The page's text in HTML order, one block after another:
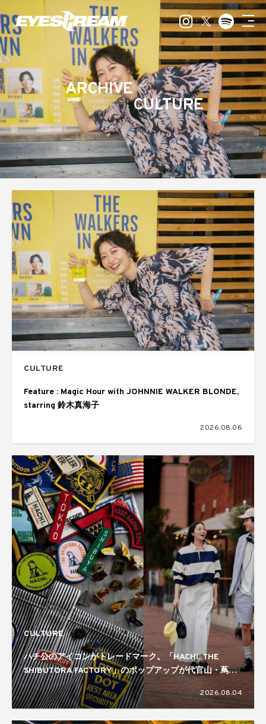
ARCHIVE
CULTURE
CULTURE
Feature : Magic Hour with JOHNNIE WALKER BLONDE,
starring 鈴木真海子
2026.08.06
CULTURE
ハチ公のアイコンがトレードマーク。「HACHI. THE
SHIBUTORA FACTORY」のポップアップが代官山・蔦屋
書店で開催中
2026.08.04